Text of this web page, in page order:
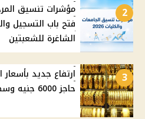
2
فتح باب التسجيل
الشاغرة للشعبتين
3
حاجز 6000 جنيه وسط مكاسب عالمية للمعدن